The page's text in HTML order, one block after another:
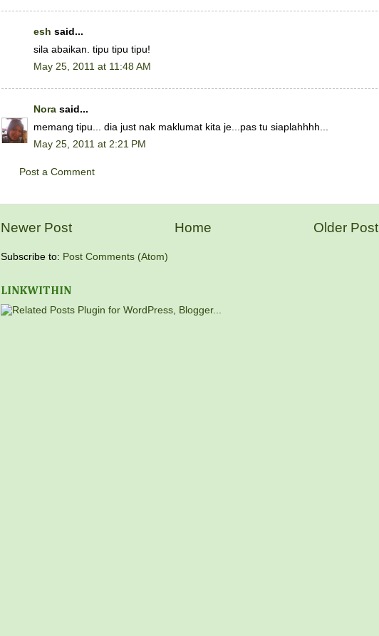
esh said...
sila abaikan. tipu tipu tipu!
May 25, 2011 at 11:48 AM
Nora said...
memang tipu... dia just nak maklumat kita je...pas tu siaplahhhh...
May 25, 2011 at 2:21 PM
Post a Comment
Newer Post Older Post
Home
Subscribe to: Post Comments (Atom)
LINKWITHIN